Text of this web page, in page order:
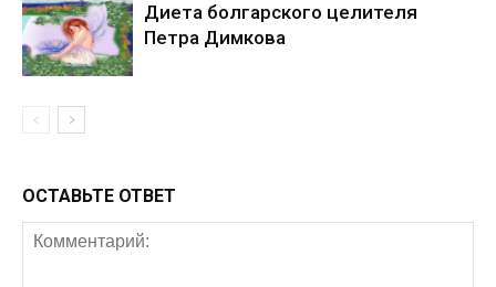
Диета болгарского целителя
Петра Димкова
ОСТАВЬТЕ ОТВЕТ